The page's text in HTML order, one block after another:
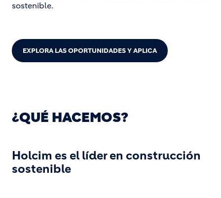
sostenible.
EXPLORA LAS OPORTUNIDADES Y APLICA
¿QUÉ HACEMOS?
Holcim es el líder en construcción
sostenible